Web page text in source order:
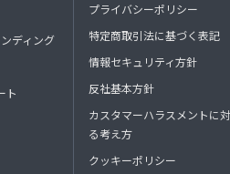
ディング
ト
プライバシーポリシー
特定商取引法に基づく表記
情報セキュリティ方針
反社基本方針
カスタマーハラスメントに
る考え方
クッキーポリシー